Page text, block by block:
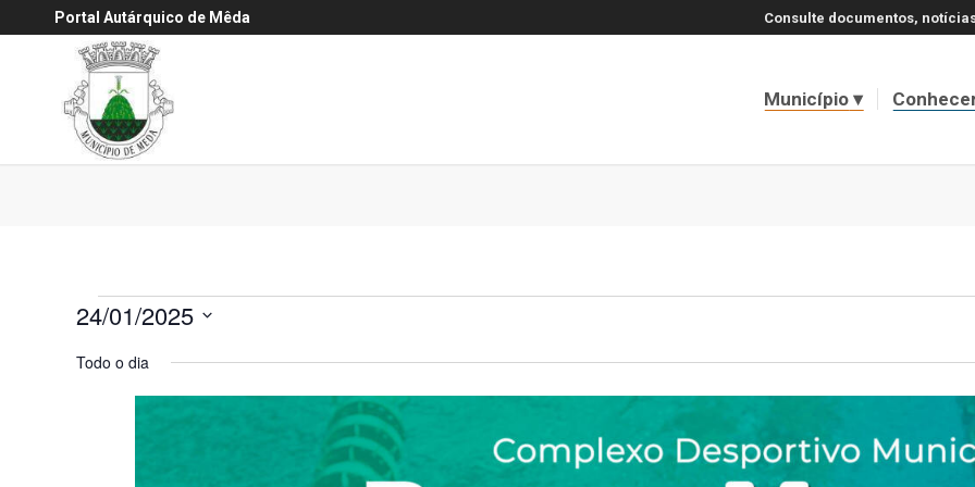
Portal Autárquico de Mêda Consulte documentos,
Município
Eventos
for
Janeiro,
24/01/2025
a
Todo o dia